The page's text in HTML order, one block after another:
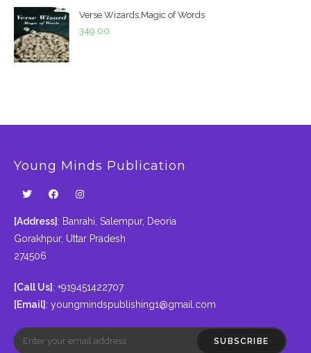
Verse Wizards;Magic of Words
349.00
Young Minds Publication
[Address] : Banrahi, Salempur, Deoria
Gorakhpur, Uttar Pradesh
274506
[Call Us] : +919451422707
[Email] : youngmindspublishing1@gmail.com
SUBSCRIBE